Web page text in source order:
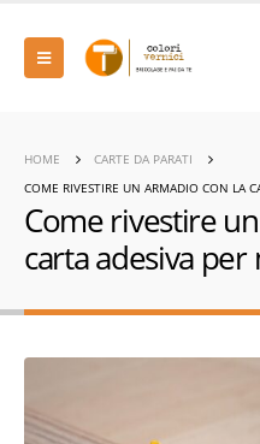
HOME
CARTE DA PARATI
COME RIVESTIRE UN ARMADIO CON LA
Come rivestire
carta adesiva